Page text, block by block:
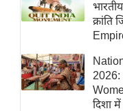
न्यूज ब्रीफ
मनोरंजन
बॉलीवुड
हॉलीवुड
फिल्म
क्रांति
2026:
दिशा